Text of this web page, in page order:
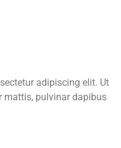
adipiscing elit. Ut
mattis, pulvinar dapibus